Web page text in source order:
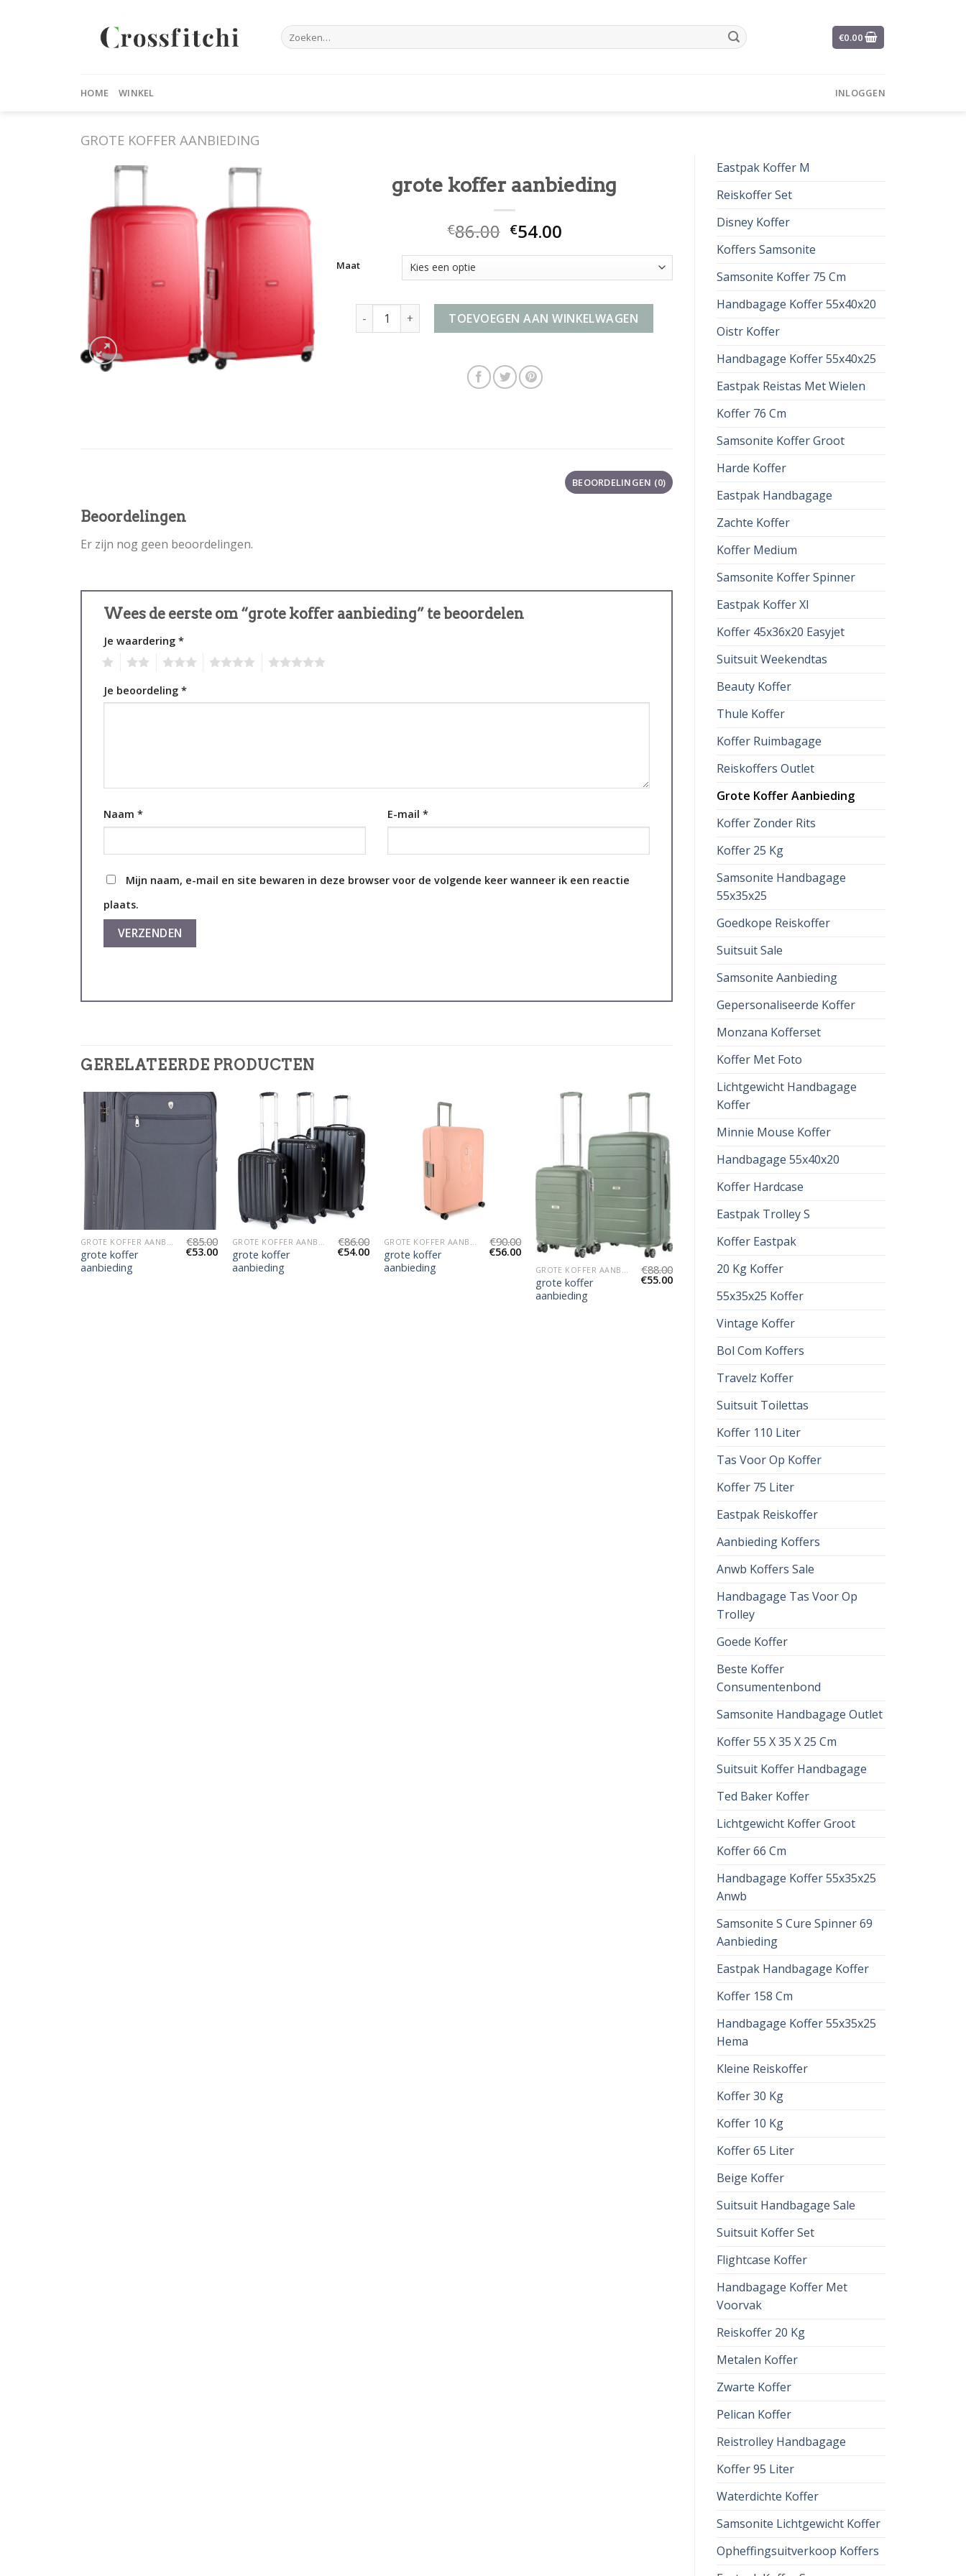
Zoeken
naar:
€0.00
HOME WINKEL INLOGGEN
GROTE KOFFER AANBIEDING
Eastpak Koffer M
Reiskoffer Set
Disney Koffer
Koffers Samsonite
Samsonite Koffer 75 Cm
Handbagage Koffer 55x40x20
Oistr Koffer
Handbagage Koffer 55x40x25
Eastpak Reistas Met Wielen
Koffer 76 Cm
Samsonite Koffer Groot
Harde Koffer
Eastpak Handbagage
Zachte Koffer
Koffer Medium
Samsonite Koffer Spinner
Eastpak Koffer Xl
Koffer 45x36x20 Easyjet
Suitsuit Weekendtas
Beauty Koffer
Thule Koffer
Koffer Ruimbagage
Reiskoffers Outlet
Grote Koffer Aanbieding
Koffer Zonder Rits
Koffer 25 Kg
Samsonite Handbagage
55x35x25
Goedkope Reiskoffer
Suitsuit Sale
Samsonite Aanbieding
Gepersonaliseerde Koffer
Monzana Kofferset
Koffer Met Foto
Lichtgewicht Handbagage
Koffer
Minnie Mouse Koffer
Handbagage 55x40x20
Koffer Hardcase
Eastpak Trolley S
Koffer Eastpak
20 Kg Koffer
55x35x25 Koffer
Vintage Koffer
Bol Com Koffers
Travelz Koffer
Suitsuit Toilettas
Koffer 110 Liter
Tas Voor Op Koffer
Koffer 75 Liter
Eastpak Reiskoffer
Aanbieding Koffers
Anwb Koffers Sale
Handbagage Tas Voor Op
Trolley
Goede Koffer
Beste Koffer
Consumentenbond
Samsonite Handbagage Outlet
Koffer 55 X 35 X 25 Cm
Suitsuit Koffer Handbagage
Ted Baker Koffer
Lichtgewicht Koffer Groot
Koffer 66 Cm
Handbagage Koffer 55x35x25
Anwb
Samsonite S Cure Spinner 69
Aanbieding
Eastpak Handbagage Koffer
Koffer 158 Cm
Handbagage Koffer 55x35x25
Hema
Kleine Reiskoffer
Koffer 30 Kg
Koffer 10 Kg
Koffer 65 Liter
Beige Koffer
Suitsuit Handbagage Sale
Suitsuit Koffer Set
Flightcase Koffer
Handbagage Koffer Met
Voorvak
Reiskoffer 20 Kg
Metalen Koffer
Zwarte Koffer
Pelican Koffer
Reistrolley Handbagage
Koffer 95 Liter
Waterdichte Koffer
Samsonite Lichtgewicht Koffer
Opheffingsuitverkoop Koffers
grote koffer aanbieding
€86.00 €54.00
Maat
grote koffer aanbieding aantalTOEVOEGEN AAN WINKELWAGEN
BEOORDELINGEN (0)
Beoordelingen
Er zijn nog geen beoordelingen.
Wees de eerste om “grote koffer aanbieding” te beoordelen
Je waardering *
Je beoordeling *
Naam * E-mail *
Mijn naam, e-mail en site bewaren in deze browser voor de volgende keer wanneer ik een reactie
plaats.
GERELATEERDE PRODUCTEN
grote koffer
aanbieding
€85.00
€53.00
grote koffer
aanbieding
€86.00
€54.00
grote koffer
aanbieding
€90.00
€56.00
grote koffer
aanbieding
€88.00
€55.00